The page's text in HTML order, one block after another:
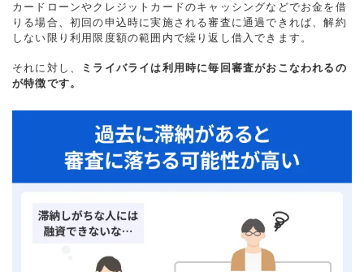
カードローンやクレジットカードのキャッシングなどでお金を借
りる場合、初回の申込時に実施される審査に通過できれば、解約
しない限り利用限度額の範囲内で繰り返し借入できます。
それに対し、
ミライバライは利用時に毎回審査がおこなわれるの
が特徴です。